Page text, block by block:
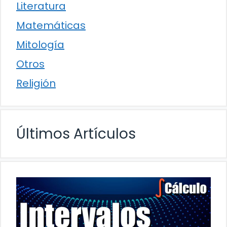
Literatura
Matemáticas
Mitología
Otros
Religión
Últimos Artículos